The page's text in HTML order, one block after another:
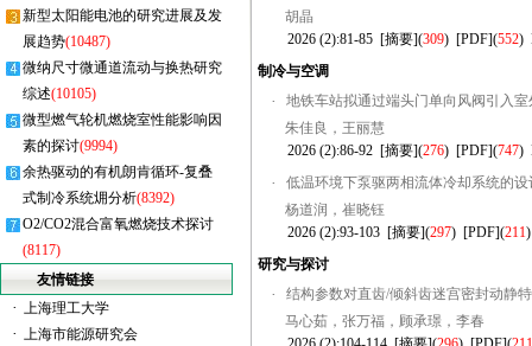
新型太阳能电池的研究进展及发
展趋势(10487)
微纳尺寸微通道流动与换热研究
综述(10105)
微型燃气轮机燃烧室性能影响因
素的探讨(9994)
余热驱动的有机朗肯循环-复叠
式制冷系统㶲分析(8392)
O2/CO2混合富氧燃烧技术探讨
(8117)
友情链接
· 上海理工大学
· 上海市能源研究会
胡晶
2026 (2):81-85 [摘要](309) [PDF](552)
制冷与空调
·
地铁车站拟通过端头门单向风阀引入
朱佳良，王丽慧
2026 (2):86-92 [摘要](276) [PDF](747)
·
低温环境下泵驱两相流体冷却系统的设
杨道润，崔晓钰
2026 (2):93-103 [摘要](297) [PDF](211
研究与探讨
·
结构参数对直齿/倾斜齿迷宫密封动静
马心茹，张万福，顾承璟，李春